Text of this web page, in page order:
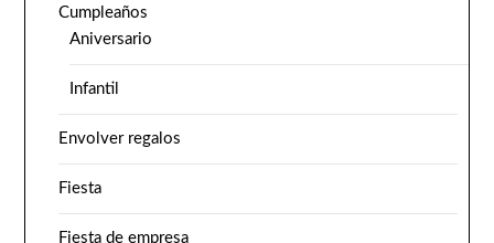
Cumpleaños
Aniversario
Infantil
Envolver regalos
Fiesta
Fiesta de empresa